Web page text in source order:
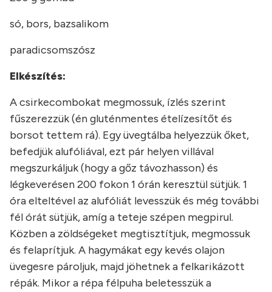
só, bors, bazsalikom
paradicsomszósz
Elkészítés:
A csirkecombokat megmossuk, ízlés szerint
fűszerezzük (én gluténmentes ételízesítőt és
borsot tettem rá). Egy üvegtálba helyezzük őket,
befedjük alufóliával, ezt pár helyen villával
megszurkáljuk (hogy a gőz távozhasson) és
légkeverésen 200 fokon 1 órán keresztül sütjük. 1
óra elteltével az alufóliát levesszük és még további
fél órát sütjük, amíg a teteje szépen megpirul.
Közben a zöldségeket megtisztítjuk, megmossuk
és felaprítjuk. A hagymákat egy kevés olajon
üvegesre pároljuk, majd jöhetnek a felkarikázott
répák. Mikor a répa félpuha beletesszük a